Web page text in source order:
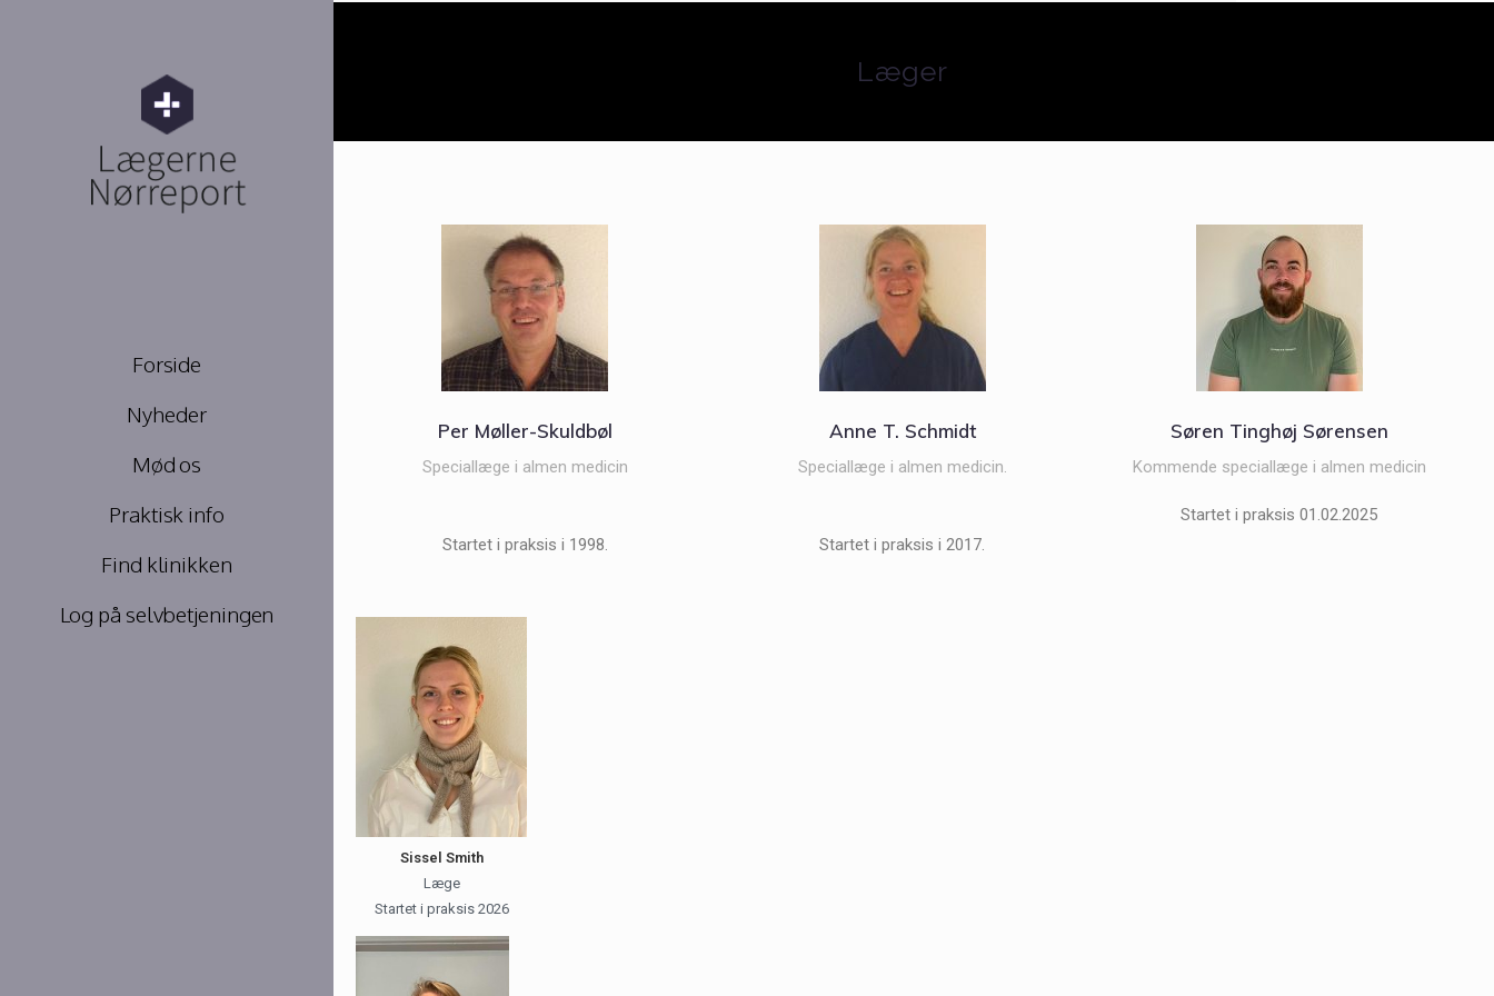
Forside
Nyheder
Mød os
Praktisk info
Find klinikken
Log på selvbetjeningen
Læger
Per Møller-Skuldbøl
Speciallæge i almen medicin
Startet i praksis i 1998.
Anne T. Schmidt
Speciallæge i almen medicin.
Startet i praksis i 2017.
Søren Tinghøj Sørensen
Kommende speciallæge i almen medicin
Startet i praksis 01.02.2025
Sissel Smith
Læge
Startet i praksis 2026